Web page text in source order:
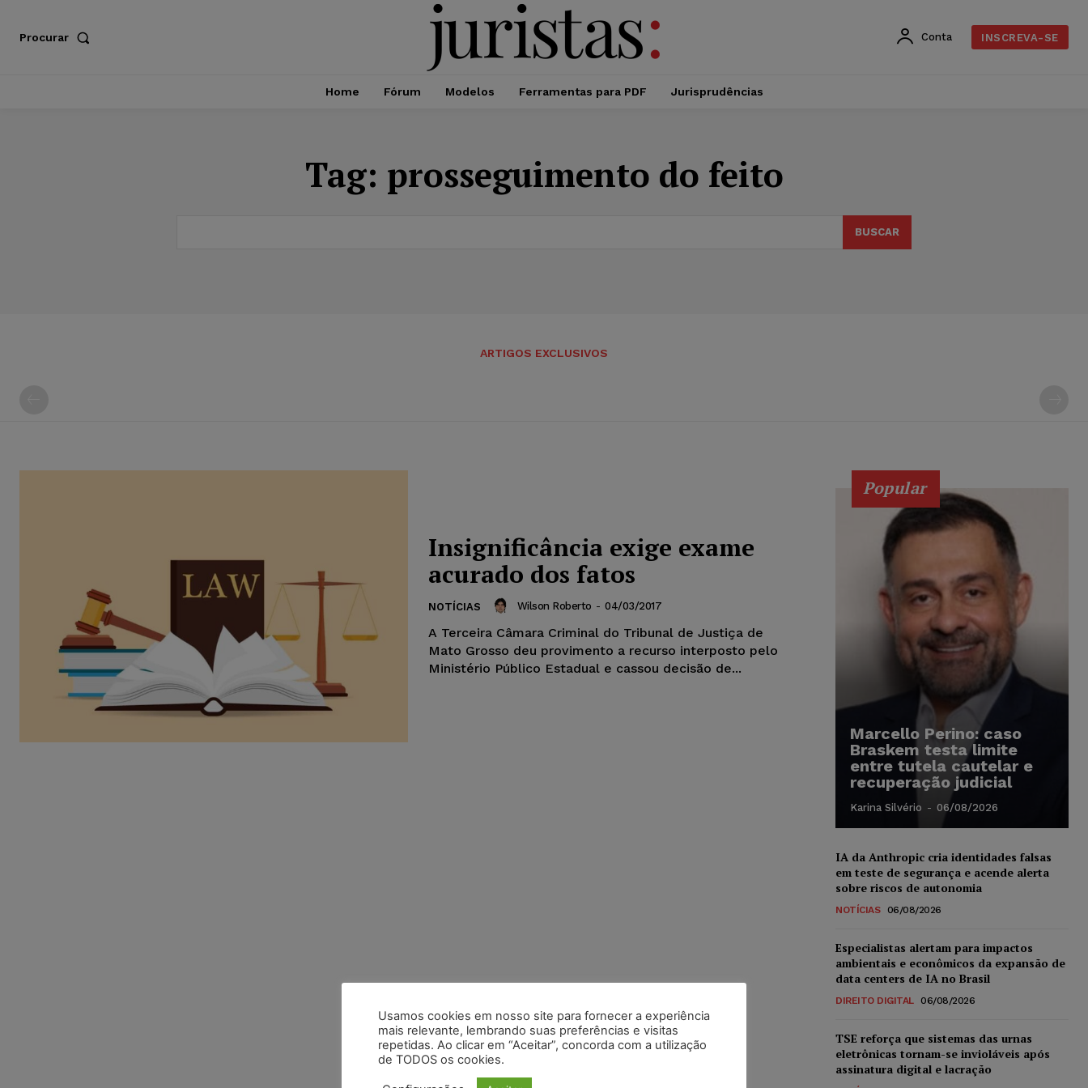
Procurar Conta INSCREVA-SE
Home Fórum Modelos Ferramentas para PDF Jurisprudências
Tag: prosseguimento do feito
BUSCAR
ARTIGOS EXCLUSIVOS
Insignificância exige exame
acurado dos fatos
NOTÍCIAS Wilson Roberto - 04/03/2017
A Terceira Câmara Criminal do Tribunal de Justiça de
Mato Grosso deu provimento a recurso interposto pelo
Ministério Público Estadual e cassou decisão de...
Popular
Marcello Perino: caso
Braskem testa limite
entre tutela cautelar e
recuperação judicial
Karina Silvério - 06/08/2026
IA da Anthropic cria identidades falsas
em teste de segurança e acende alerta
sobre riscos de autonomia
NOTÍCIAS 06/08/2026
Especialistas alertam para impactos
ambientais e econômicos da expansão de
data centers de IA no Brasil
DIREITO DIGITAL 06/08/2026
TSE reforça que sistemas das urnas
eletrônicas tornam-se invioláveis após
assinatura digital e lacração
Usamos cookies em nosso site para fornecer a experiência
mais relevante, lembrando suas preferências e visitas
repetidas. Ao clicar em “Aceitar”, concorda com a utilização
de TODOS os cookies.